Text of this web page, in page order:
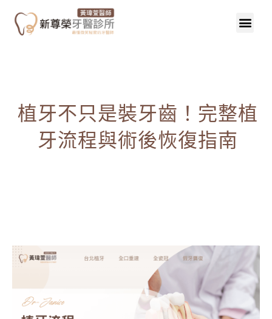
植牙不只是裝牙齒！完整植
牙流程與術後恢復指南